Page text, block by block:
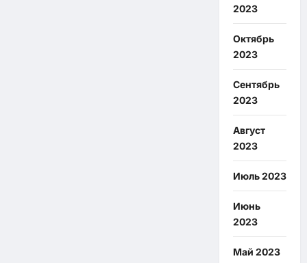
2023
Октябрь
2023
Сентябрь
2023
Август
2023
Июль 2023
Июнь
2023
Май 2023